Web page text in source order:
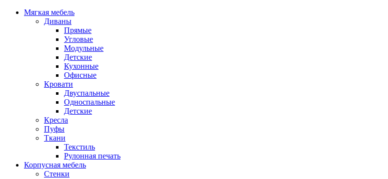
Мягкая мебель
Диваны
Прямые
Угловые
Модульные
Детские
Кухонные
Офисные
Кровати
Двуспальные
Односпальные
Детские
Кресла
Пуфы
Ткани
Текстиль
Рулонная печать
Корпусная мебель
Стенки